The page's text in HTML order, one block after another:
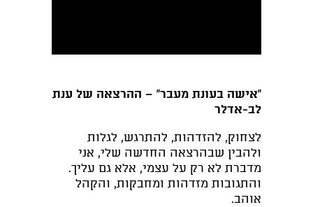
"אישה בעונת מעבר" – ההרצאה של ענת
לב-אדלר
לצחוק, להזדהות, להתרגש, לגלות
ולהבין שבהרצאה החדשה שלי, אני
מדברת לא רק על עצמי, אלא גם עליך.
והתגובות מזדהות ומחבקות, והקהל
אוהב.